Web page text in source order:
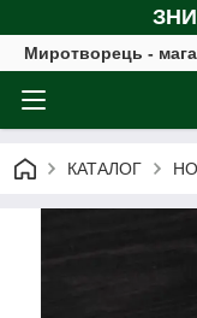
Миротворець -
КАТАЛОГ